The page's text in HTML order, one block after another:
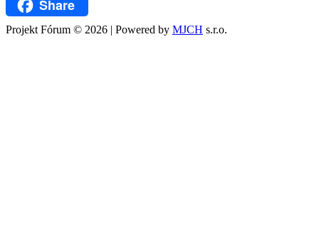
Share
Projekt Fórum © 2026 | Powered by MJCH s.r.o.